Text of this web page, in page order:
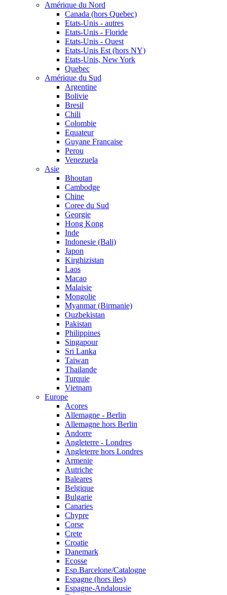
Amérique du Nord
Canada (hors Quebec)
Etats-Unis - autres
Etats-Unis - Floride
Etats-Unis - Ouest
Etats-Unis Est (hors NY)
Etats-Unis, New York
Quebec
Amérique du Sud
Argentine
Bolivie
Bresil
Chili
Colombie
Equateur
Guyane Francaise
Perou
Venezuela
Asie
Bhoutan
Cambodge
Chine
Coree du Sud
Georgie
Hong Kong
Inde
Indonesie (Bali)
Japon
Kirghizistan
Laos
Macao
Malaisie
Mongolie
Myanmar (Birmanie)
Ouzbekistan
Pakistan
Philippines
Singapour
Sri Lanka
Taiwan
Thailande
Turquie
Vietnam
Europe
Acores
Allemagne - Berlin
Allemagne hors Berlin
Andorre
Angleterre - Londres
Angleterre hors Londres
Armenie
Autriche
Baleares
Belgique
Bulgarie
Canaries
Chypre
Corse
Crete
Croatie
Danemark
Ecosse
Esp.Barcelone/Catalogne
Espagne (hors iles)
Espagne-Andalousie